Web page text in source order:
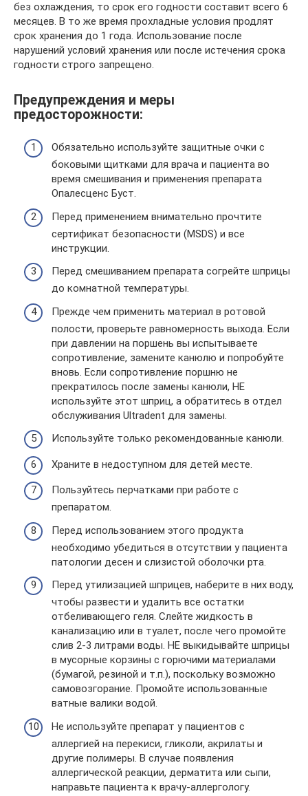
без охлаждения, то срок его годности составит всего 6
месяцев. В то же время прохладные условия продлят
срок хранения до 1 года. Использование после
нарушений условий хранения или после истечения срока
годности строго запрещено.
Предупреждения и меры
предосторожности:
Обязательно используйте защитные очки с
боковыми щитками для врача и пациента во
время смешивания и применения препарата
Опалесценс Буст.
Перед применением внимательно прочтите
сертификат безопасности (MSDS) и все
инструкции.
Перед смешиванием препарата согрейте шприцы
до комнатной температуры.
Прежде чем применить материал в ротовой
полости, проверьте равномерность выхода. Если
при давлении на поршень вы испытываете
сопротивление, замените канюлю и попробуйте
вновь. Если сопротивление поршню не
прекратилось после замены канюли, НЕ
используйте этот шприц, а обратитесь в отдел
обслуживания Ultradent для замены.
Используйте только рекомендованные канюли.
Храните в недоступном для детей месте.
Пользуйтесь перчатками при работе с
препаратом.
Перед использованием этого продукта
необходимо убедиться в отсутствии у пациента
патологии десен и слизистой оболочки рта.
Перед утилизацией шприцев, наберите в них воду,
чтобы развести и удалить все остатки
отбеливающего геля. Слейте жидкость в
канализацию или в туалет, после чего промойте
слив 2-3 литрами воды. НЕ выкидывайте шприцы
в мусорные корзины с горючими материалами
(бумагой, резиной и т.п.), поскольку возможно
самовозгорание. Промойте использованные
ватные валики водой.
Не используйте препарат у пациентов с
аллергией на перекиси, гликоли, акрилаты и
другие полимеры. В случае появления
аллергической реакции, дерматита или сыпи,
направьте пациента к врачу-аллергологу.